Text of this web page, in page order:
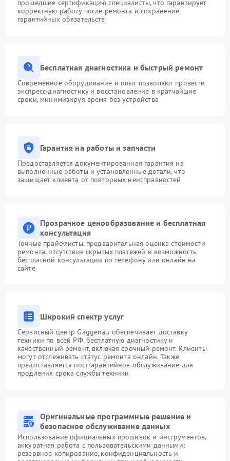
прошедшие сертификацию специалисты, что гарантирует
корректную работу после ремонта и сохранение
гарантийных обязательств
Бесплатная диагностика и быстрый ремонт
Современное оборудование и опыт позволяют провести
экспресс-диагностику и восстановление в кратчайшие
сроки, минимизируя время без устройства
Гарантия на работы и запчасти
Предоставляется документированная гарантия на
выполненные работы и установленные детали, что
защищает клиента от повторных неисправностей
Прозрачное ценообразование и бесплатная
консультация
Точные прайс-листы, предварительная оценка стоимости
ремонта, отсутствие скрытых платежей и возможность
бесплатной консультации по телефону или онлайн на
сайте
Широкий спектр услуг
Сервисный центр Gaggenau обеспечивает доставку
техники по всей РФ, бесплатную диагностику и
качественный ремонт, включая срочный ремонт. Клиенты
могут отслеживать статус ремонта онлайн. Также
предоставляется постгарантийное обслуживание для
продления срока службы техники
Оригинальные программные решение и
безопасное обслуживание данных
Использование официальных прошивок и инструментов,
аккуратная работа с пользовательскими данными:
резервное копирование, конфиденциальность и